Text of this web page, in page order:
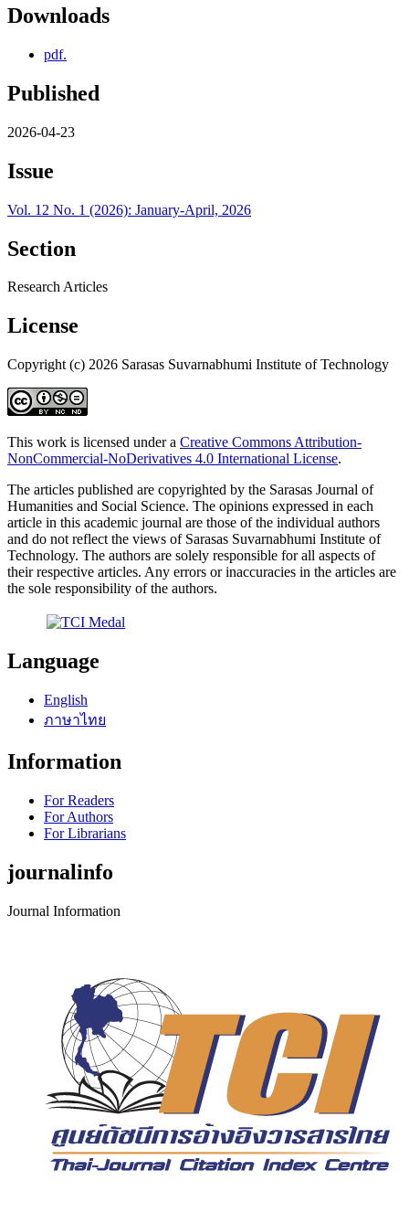
Downloads
pdf.
Published
2026-04-23
Issue
Vol. 12 No. 1 (2026): January-April, 2026
Section
Research Articles
License
Copyright (c) 2026 Sarasas Suvarnabhumi Institute of Technology
This work is licensed under a Creative Commons Attribution-
NonCommercial-NoDerivatives 4.0 International License.
The articles published are copyrighted by the Sarasas Journal of
Humanities and Social Science. The opinions expressed in each
article in this academic journal are those of the individual authors
and do not reflect the views of Sarasas Suvarnabhumi Institute of
Technology. The authors are solely responsible for all aspects of
their respective articles. Any errors or inaccuracies in the articles are
the sole responsibility of the authors.
Language
English
ภาษาไทย
Information
For Readers
For Authors
For Librarians
journalinfo
Journal Information